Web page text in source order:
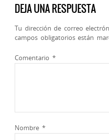
DEJA UNA RESPUESTA
Tu dirección de correo
campos obligatorios están
Comentario *
Nombre *